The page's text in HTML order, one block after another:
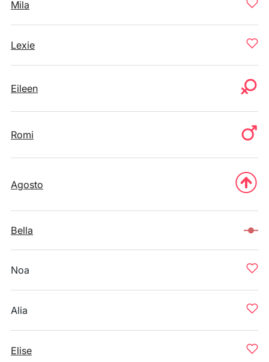
Mila
Lexie
Eileen
Romi
Agosto
Bella
Noa
Alia
Elise